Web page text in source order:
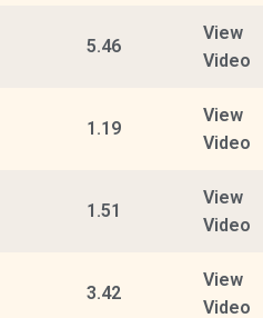
5.46
View
Video
1.19
View
Video
1.51
View
Video
3.42
View
Video